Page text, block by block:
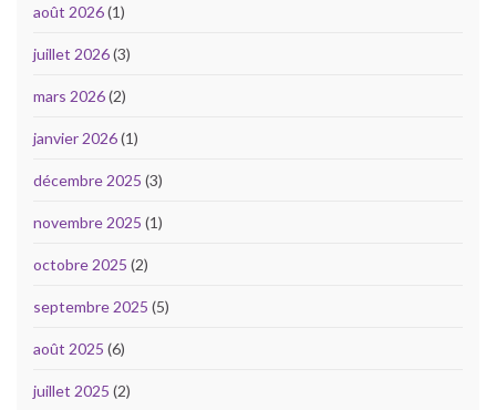
août 2026(1)
juillet 2026(3)
mars 2026(2)
janvier 2026(1)
décembre 2025 (3)
novembre 2025 (1)
octobre 2025 (2)
septembre 2025 (5)
août 2025 (6)
juillet 2025 (2)